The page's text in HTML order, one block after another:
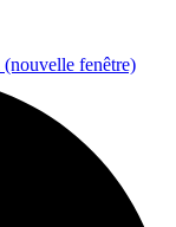
(nouvelle fenêtre)